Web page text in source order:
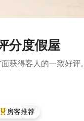
分度假屋
获得客人的一致好评。
热门「房客推荐」
房客推荐